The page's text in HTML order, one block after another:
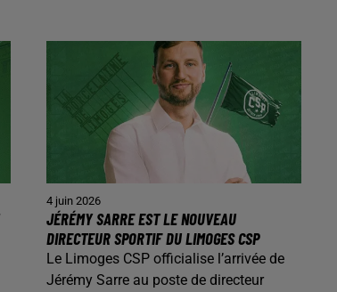
4 juin 2026
JÉRÉMY SARRE EST LE NOUVEAU
DIRECTEUR SPORTIF DU LIMOGES CSP
Le Limoges CSP officialise l’arrivée de
Jérémy Sarre au poste de directeur